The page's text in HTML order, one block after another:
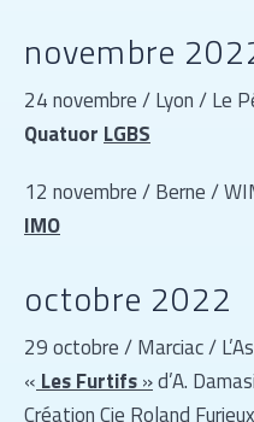
novembre
24 novembre / Lyon / Le
QuatuorLGBS
12 novembre / Berne /
IMO
octobre 2022
29 octobre / Marciac /
«Les Furtifs»d’A.
Création Cie Roland